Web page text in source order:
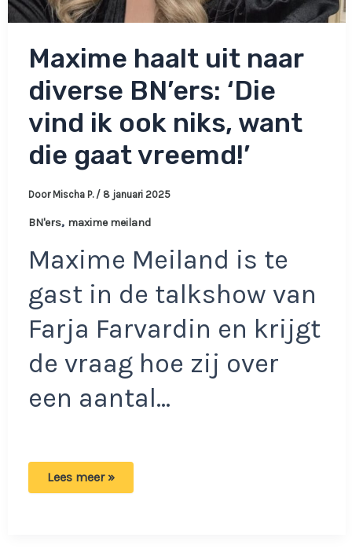
Maxime haalt uit naar
diverse BN’ers: ‘Die
vind ik ook niks, want
die gaat vreemd!’
Door Mischa P. / 8 januari 2025
BN'ers, maxime meiland
Maxime Meiland is te
gast in de talkshow van
Farja Farvardin en krijgt
de vraag hoe zij over
een aantal…
Maxime
Lees meer »